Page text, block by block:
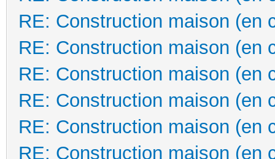
RE: Construction maison (en
RE: Construction maison (en
RE: Construction maison (en
RE: Construction maison (en
RE: Construction maison (en
RE: Construction maison (en